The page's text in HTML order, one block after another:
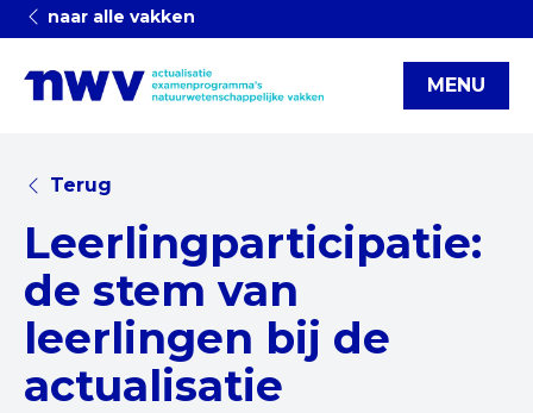
naar alle vakken
MENU
Terug
Leerlingparticipatie:
de stem van
leerlingen bij de
actualisatie